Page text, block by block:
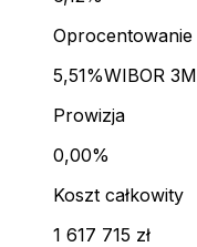
Oprocentowanie
5,51%WIBOR 3M
Prowizja
0,00%
Koszt całkowity
1 617 715 zł